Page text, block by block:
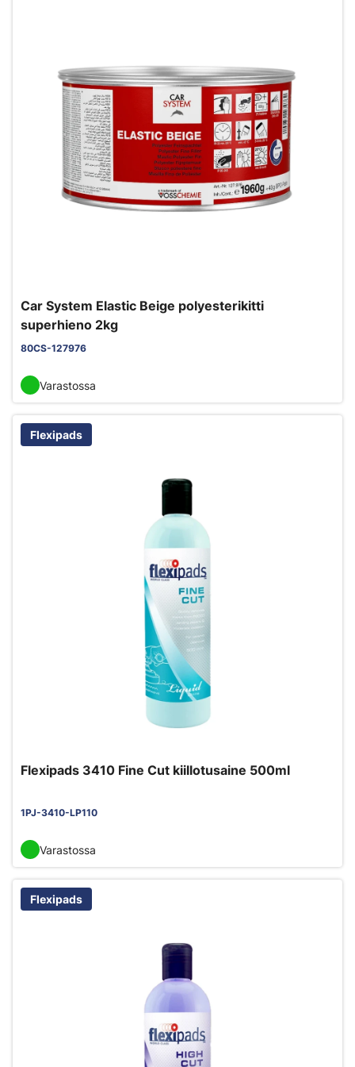
Car System Elastic Beige polyesterikitti
superhieno 2kg
80CS-127976
Varastossa
Flexipads
Flexipads 3410 Fine Cut kiillotusaine 500ml
1PJ-3410-LP110
Varastossa
Flexipads